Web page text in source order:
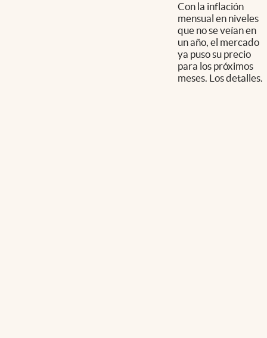
Con la inflación
mensual en niveles
que no se veían en
un año, el mercado
ya puso su precio
para los próximos
meses. Los detalles.